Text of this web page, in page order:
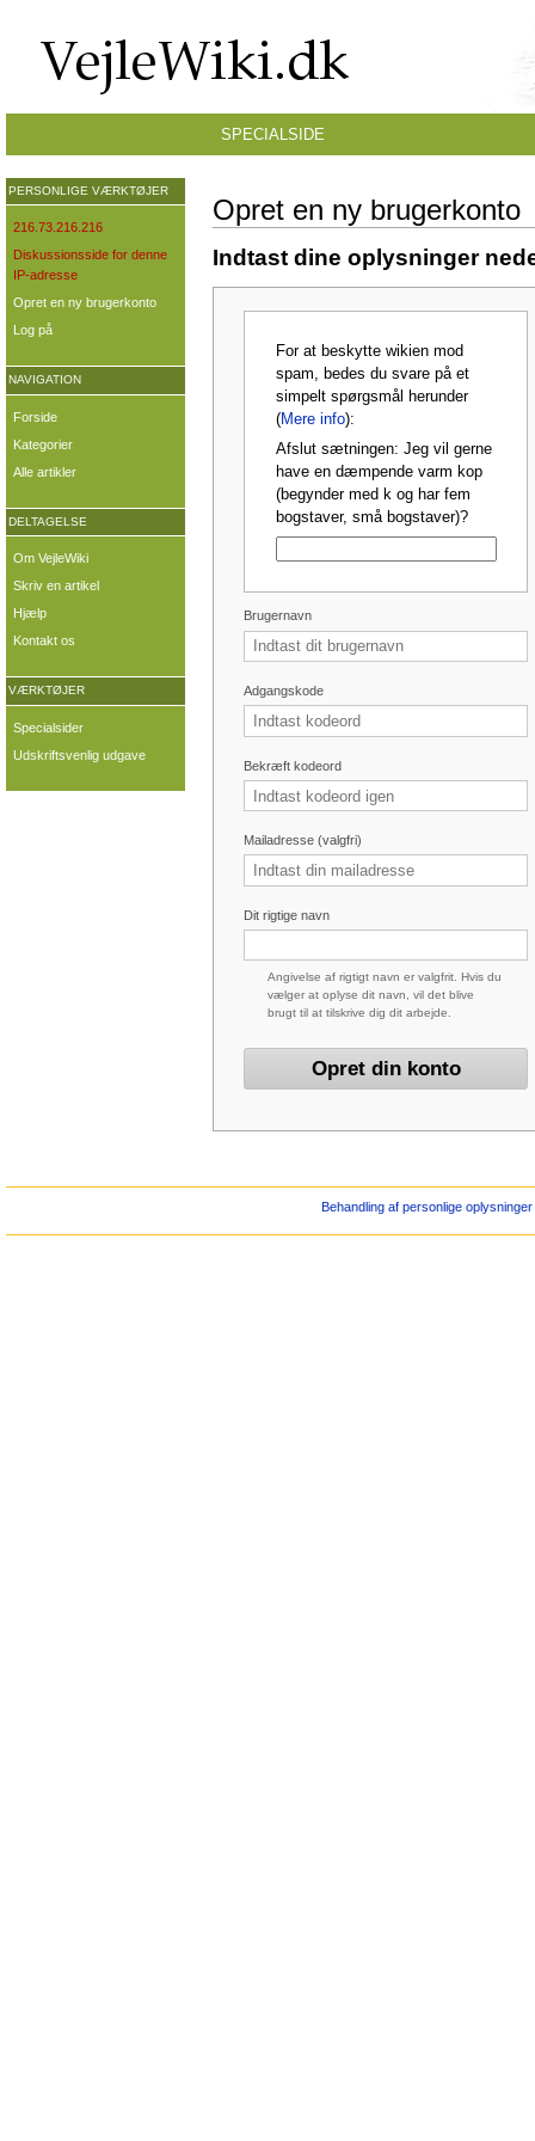
Opret en ny brugerkonto
Indtast dine oplysninger
For at beskytte wikien mod
spam, bedes du svare på et
simpelt spørgsmål herunder
(Mere info):
Afslut sætningen: Jeg vil gerne
have en dæmpende varm kop
(begynder med k og har fem
bogstaver, små bogstaver)?
Brugernavn
Adgangskode
Bekræft kodeord
Mailadresse (valgfri)
Dit rigtige navn
Angivelse af rigtigt navn er valgfrit. Hvis du
vælger at oplyse dit navn, vil det blive
brugt til at tilskrive dig dit arbejde.
SPECIALSIDE
PERSONLIGE VÆRKTØJER
216.73.216.216
Diskussionsside for denne
IP-adresse
Opret en ny brugerkonto
Log på
NAVIGATION
Forside
Kategorier
Alle artikler
DELTAGELSE
Om VejleWiki
Skriv en artikel
Hjælp
Kontakt os
VÆRKTØJER
Specialsider
Udskriftsvenlig udgave
Behandling af personlige oplysninger